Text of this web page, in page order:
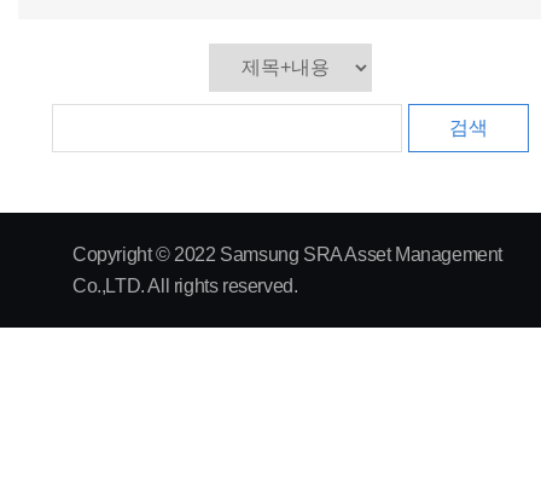
검색
Copyright © 2022 Samsung SRA Asset Management
Co.,LTD. All rights reserved.